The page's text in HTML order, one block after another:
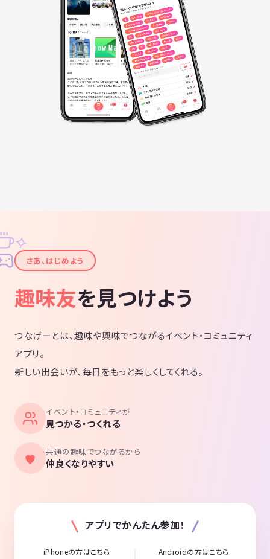
✦
✧
さあ、はじめよう
趣味友を見つけよう
つなげーとは、趣味や興味でつながるイベント・コミュニティ
アプリ。
新しい出会いが、毎日をもっと楽しくしてくれる。
イベント・コミュニティが
見つかる・つくれる
共通の趣味でつながるから
仲良くなりやすい
アプリでかんたん参加！
iPhoneの方はこちら Androidの方はこちら